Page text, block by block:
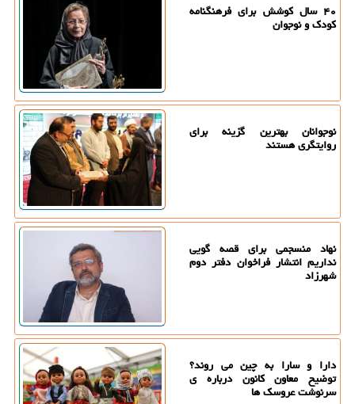
۴۰ سال کوشش برای فرهنگنامه
کودک و نوجوان
نوجوانان بهترین گزینه برای
روایتگری هستند
نهاد منسجمی برای قصه گویی
نداریم انتشار فراخوان دفتر دوم
شهرزاد
دارا و سارا به چین می روند؟
توضیح معاون کانون درباره ی
سرنوشت عروسک ها